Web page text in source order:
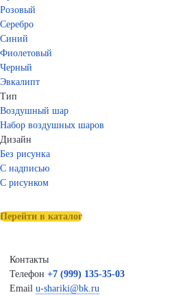
Розовый
Серебро
Синий
Фиолетовый
Черный
Эвкалипт
Тип
Воздушный шар
Набор воздушных шаров
Дизайн
Без рисунка
С надписью
С рисунком
Перейти в каталог
Контакты
Телефон +7 (999) 135-35-03
Email u-shariki@bk.ru